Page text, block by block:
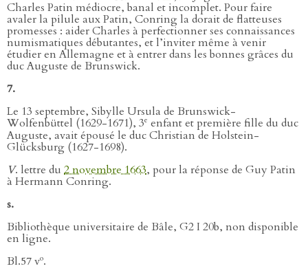
Charles Patin médiocre, banal et incomplet. Pour faire
avaler la pilule aux Patin, Conring la dorait de flatteuses
promesses : aider Charles à perfectionner ses connaissances
numismatiques débutantes, et l’inviter même à venir
étudier en Allemagne et à entrer dans les bonnes grâces du
duc Auguste de Brunswick.
7.
Le 13 septembre, Sibylle Ursula de Brunswick-
Wolfenbüttel (1629-1671), 3e enfant et première fille du duc
Auguste, avait épousé le duc Christian de Holstein-
Glücksburg (1627-1698).
V. lettre du 2 novembre 1663, pour la réponse de Guy Patin
à Hermann Conring.
s.
Bibliothèque universitaire de Bâle, G2 I 20b, non disponible
en ligne.
Bl.57 vo.